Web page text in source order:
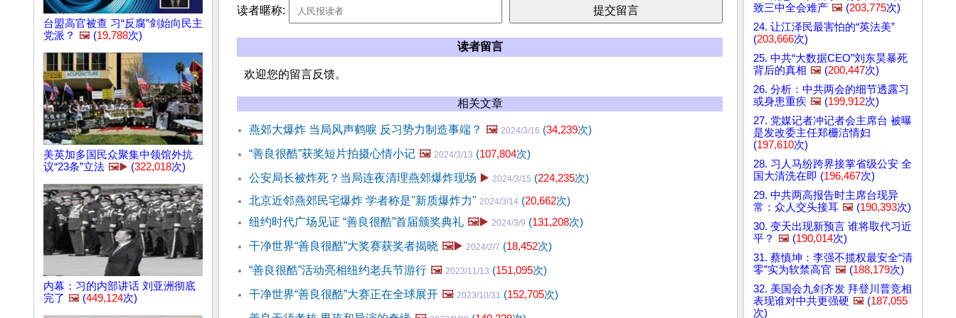
台盟高官被查 习“反腐”剑始向民主
党派？ 🖼️ (19,788次)
美英加多国民众聚集中领馆外抗
议“23条”立法 🖼️▶️ (322,018次)
内幕：习的内部讲话 刘亚洲彻底
完了 🖼️ (449,124次)
读者暱称:
读者留言
欢迎您的留言反馈。
相关文章
燕郊大爆炸 当局风声鹤唳 反习势力制造事端？ 🖼️ 2024/3/16 (34,239次)
“善良很酷”获奖短片拍摄心情小记 🖼️ 2024/3/13 (107,804次)
公安局长被炸死？当局连夜清理燕郊爆炸现场 ▶️ 2024/3/15 (224,235次)
北京近邻燕郊民宅爆炸 学者称是"新质爆炸力" 2024/3/14 (20,662次)
纽约时代广场见证 “善良很酷”首届颁奖典礼 🖼️▶️ 2024/3/9 (131,208次)
干净世界“善良很酷”大奖赛获奖者揭晓 🖼️▶️ 2024/2/7 (18,452次)
“善良很酷”活动亮相纽约老兵节游行 🖼️ 2023/11/13 (151,095次)
干净世界“善良很酷”大赛正在全球展开 🖼️ 2023/10/31 (152,705次)
致三中全会难产 🖼️ (203,775次)
24. 让江泽民最害怕的“英法美”
(203,666次)
25. 中共“大数据CEO”刘东昊暴死
背后的真相 🖼️ (200,447次)
26. 分析：中共两会的细节透露习
或身患重疾 🖼️ (199,912次)
27. 党媒记者冲记者会主席台 被曝
是发改委主任郑栅洁情妇
(197,610次)
28. 习人马纷跨界接掌省级公安 全
国大清洗在即 (196,467次)
29. 中共两高报告时主席台现异
常：众人交头接耳 🖼️ (190,393次)
30. 变天出现新预言 谁将取代习近
平？ 🖼️ (190,014次)
31. 蔡慎坤：李强不揽权最安全“清
零”实为软禁高官 🖼️ (188,179次)
32. 美国会九剑齐发 拜登川普竞相
表现谁对中共更强硬 🖼️ (187,055
次)